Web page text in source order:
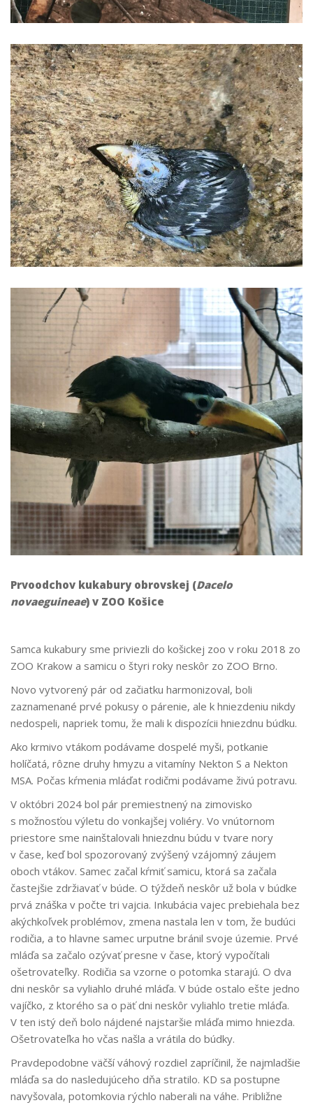
Prvoodchov kukabury obrovskej (Dacelo
novaeguineae) v ZOO Košice
Samca kukabury sme priviezli do košickej zoo v roku 2018 zo
ZOO Krakow a samicu o štyri roky neskôr zo ZOO Brno.
Novo vytvorený pár od začiatku harmonizoval, boli
zaznamenané prvé pokusy o párenie, ale k hniezdeniu nikdy
nedospeli, napriek tomu, že mali k dispozícii hniezdnu búdku.
Ako krmivo vtákom podávame dospelé myši, potkanie
holíčatá, rôzne druhy hmyzu a vitamíny Nekton S a Nekton
MSA. Počas kŕmenia mláďat rodičmi podávame živú potravu.
V októbri 2024 bol pár premiestnený na zimovisko
s možnosťou výletu do vonkajšej voliéry. Vo vnútornom
priestore sme nainštalovali hniezdnu búdu v tvare nory
v čase, keď bol spozorovaný zvýšený vzájomný záujem
oboch vtákov. Samec začal kŕmiť samicu, ktorá sa začala
častejšie zdržiavať v búde. O týždeň neskôr už bola v búdke
prvá znáška v počte tri vajcia. Inkubácia vajec prebiehala bez
akýchkoľvek problémov, zmena nastala len v tom, že budúci
rodičia, a to hlavne samec urputne bránil svoje územie. Prvé
mláďa sa začalo ozývať presne v čase, ktorý vypočítali
ošetrovateľky. Rodičia sa vzorne o potomka starajú. O dva
dni neskôr sa vyliahlo druhé mláďa. V búde ostalo ešte jedno
vajíčko, z ktorého sa o päť dni neskôr vyliahlo tretie mláďa.
V ten istý deň bolo nájdené najstaršie mláďa mimo hniezda.
Ošetrovateľka ho včas našla a vrátila do búdky.
Pravdepodobne väčší váhový rozdiel zapríčinil, že najmladšie
mláďa sa do nasledujúceho dňa stratilo. KD sa postupne
navyšovala, potomkovia rýchlo naberali na váhe. Približne